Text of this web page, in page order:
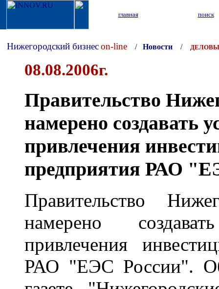
главная поиск
Нижегородский бизнесon-line / Новости /
08.08.2006г.
Правительство
намерено создавать
привлечения
предприятия РАО
Правительство
намерено
привлечения
РАО "ЕЭС России".